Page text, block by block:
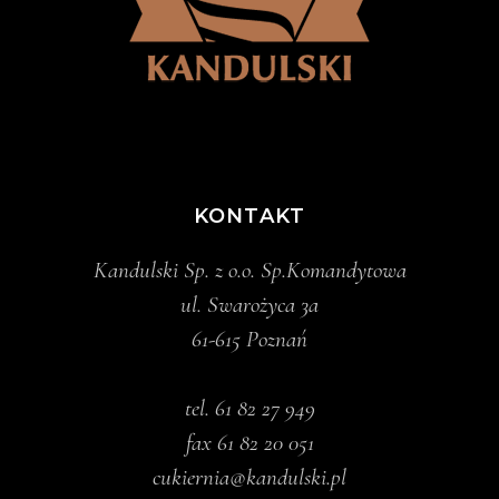
KONTAKT
Kandulski Sp. z o.o. Sp.Komandytowa
ul. Swarożyca 3a
61-615 Poznań
tel. 61 82 27 949
fax 61 82 20 051
cukiernia@kandulski.pl